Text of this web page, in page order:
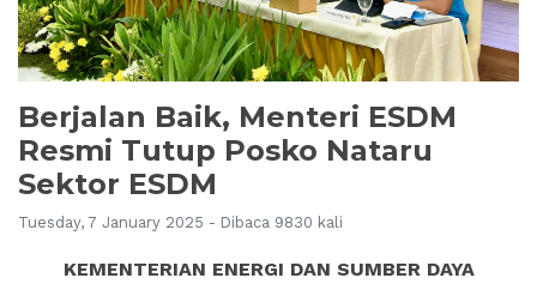
Berjalan Baik, Menteri ESDM
Resmi Tutup Posko Nataru
Sektor ESDM
Tuesday, 7 January 2025 - Dibaca 9830 kali
KEMENTERIAN ENERGI DAN SUMBER DAYA